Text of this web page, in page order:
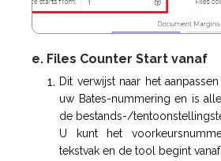
e. Files Counter Start vanaf
Dit verwijst naar het
uw Bates-nummering en is
de bestands-/
U kunt het
tekstvak en de tool begint vanaf